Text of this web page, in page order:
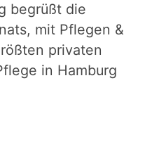
begrüßt die
mit Pflegen &
privaten
in Hamburg